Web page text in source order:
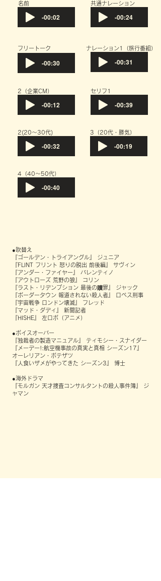
​名前
-00:02
共通ナレーション
-00:24
フリートーク
-00:30
​ナレーション1（旅行番組）
-00:31
​2（企業CM）
-00:12
セリフ1
-00:39
​2(20～30代)
-00:32
​3（20代・勝気）
-00:19
​4（40～50代）
-00:40
●吹替え
『ゴールデン・トライアングル』 ジュニア
『FLINT フリント 怒りの脱出 前後編』 サヴィン
『アンダー・ファイヤー』 バレンティノ
『アウトローズ 荒野の狼』 コリン
『ラスト・リデンプション 最後の贖罪』 ジャック
『ボーダータウン 報道されない殺人者』 ロペス刑事
『宇宙戦争 ロンドン壊滅』 フレッド
『マッド・ダディ』 新聞記者
『HISHE』 左ロボ（アニメ）
●ボイスオーバー
『独裁者の製造マニュアル』 ティモシー・スナイダー
『メーデー!:航空機事故の真実と真相 シーズン17』
オーレリアン・ボテザツ
『人食いザメがやってきた シーズン3』 博士
●海外ドラマ
『モルガン 天才捜査コンサルタントの殺人事件簿』 ジ
ャマン